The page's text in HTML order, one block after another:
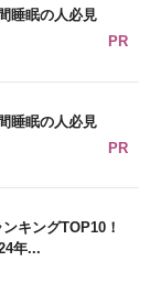
睡眠の人必見
PR
睡眠の人必見
PR
キングTOP10！
年...